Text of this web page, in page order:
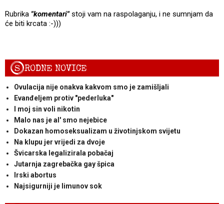
Rubrika "komentari"stoji vam na raspolaganju, i ne sumnjam da
će biti krcata :-)))
SRODNE NOVICE
Ovulacija nije onakva kakvom smo je zamišljali
Evanđeljem protiv "pederluka"
I moj sin voli nikotin
Malo nas je al' smo nejebice
Dokazan homoseksualizam u životinjskom svijetu
Na klupu jer vrijedi za dvoje
Švicarska legalizirala pobačaj
Jutarnja zagrebačka gay špica
Irski abortus
Najsigurniji je limunov sok